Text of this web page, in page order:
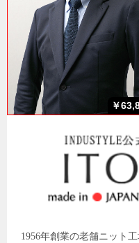
￥
1956年創業の老舗ニット